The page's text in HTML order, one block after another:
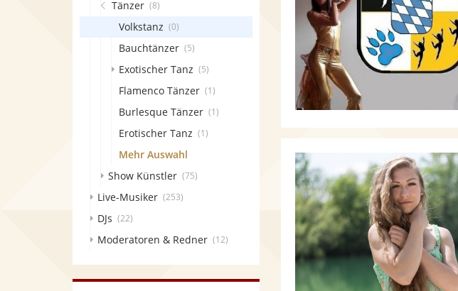
Tänzer (8)
Volkstanz (0)
Bauchtänzer (5)
Exotischer Tanz (5)
Flamenco Tänzer (1)
Burlesque Tänzer (1)
Erotischer Tanz (1)
Mehr Auswahl
Show Künstler (75)
Live-Musiker (253)
DJs (22)
Moderatoren & Redner (12)